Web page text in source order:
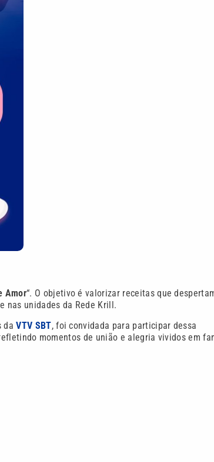
Amor“. O objetivo é valorizar receitas que
nas unidades da Rede Krill.
daVTV SBT, foi convidada para participar dessa
momentos de união e alegria vividos em